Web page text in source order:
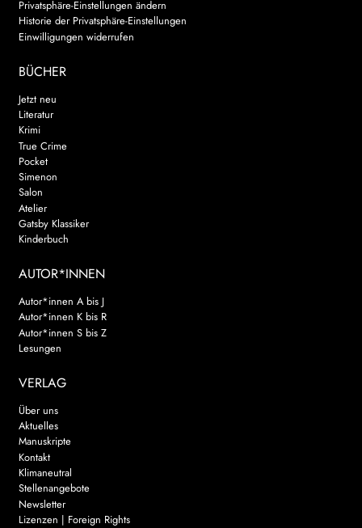
Privatsphäre-Einstellungen ändern
Historie der Privatsphäre-Einstellungen
Einwilligungen widerrufen
BÜCHER
Jetzt neu
Literatur
Krimi
True Crime
Pocket
Simenon
Salon
Atelier
Gatsby Klassiker
Kinderbuch
AUTOR*INNEN
Autor*innen A bis J
Autor*innen K bis R
Autor*innen S bis Z
Lesungen
VERLAG
Über uns
Aktuelles
Manuskripte
Kontakt
Klimaneutral
Stellenangebote
Newsletter
Lizenzen | Foreign Rights